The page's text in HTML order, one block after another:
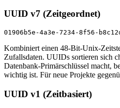
UUID v7 (Zeitgeordnet)
01906b5e-4a3e-7234-8f56-
Kombiniert einen 48-Bit-Unix-
Zufallsdaten. UUIDs sortieren sich
Datenbank-Primärschlüssel macht,
wichtig ist. Für neue Projekte
UUID v1 (Zeitbasiert)